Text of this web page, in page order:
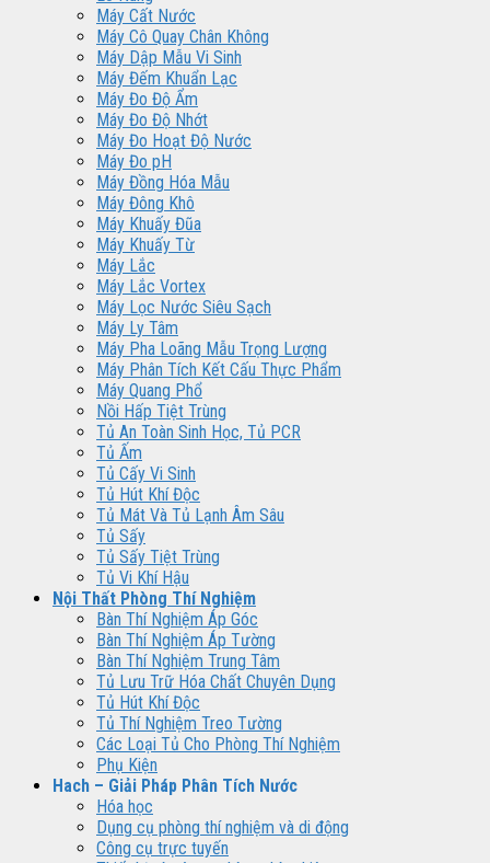
Máy Cất Nước
Máy Cô Quay Chân Không
Máy Dập Mẫu Vi Sinh
Máy Đếm Khuẩn Lạc
Máy Đo Độ Ẩm
Máy Đo Độ Nhớt
Máy Đo Hoạt Độ Nước
Máy Đo pH
Máy Đồng Hóa Mẫu
Máy Đông Khô
Máy Khuấy Đũa
Máy Khuấy Từ
Máy Lắc
Máy Lắc Vortex
Máy Lọc Nước Siêu Sạch
Máy Ly Tâm
Máy Pha Loãng Mẫu Trọng Lượng
Máy Phân Tích Kết Cấu Thực Phẩm
Máy Quang Phổ
Nồi Hấp Tiệt Trùng
Tủ An Toàn Sinh Học, Tủ PCR
Tủ Ấm
Tủ Cấy Vi Sinh
Tủ Hút Khí Độc
Tủ Mát Và Tủ Lạnh Âm Sâu
Tủ Sấy
Tủ Sấy Tiệt Trùng
Tủ Vi Khí Hậu
Nội Thất Phòng Thí Nghiệm
Bàn Thí Nghiệm Áp Góc
Bàn Thí Nghiệm Áp Tường
Bàn Thí Nghiệm Trung Tâm
Tủ Lưu Trữ Hóa Chất Chuyên Dụng
Tủ Hút Khí Độc
Tủ Thí Nghiệm Treo Tường
Các Loại Tủ Cho Phòng Thí Nghiệm
Phụ Kiện
Hach – Giải Pháp Phân Tích Nước
Hóa học
Dụng cụ phòng thí nghiệm và di động
Công cụ trực tuyến